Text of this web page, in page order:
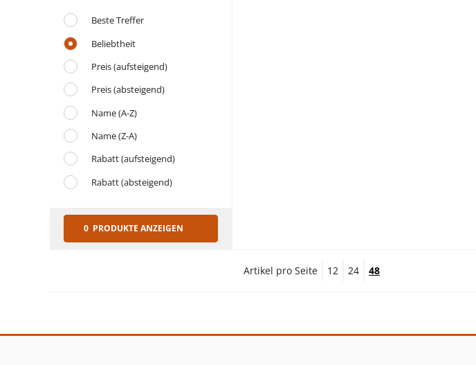
Beste Treffer
Beliebtheit
Preis (aufsteigend)
Preis (absteigend)
Name (A-Z)
Name (Z-A)
Rabatt (aufsteigend)
Rabatt (absteigend)
0 PRODUKTE ANZEIGEN
Artikel pro Seite 12 24 48